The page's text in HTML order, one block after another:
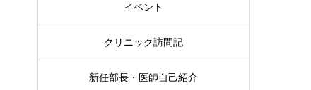
イベント
クリニック訪問記
新任部長・医師自己紹介